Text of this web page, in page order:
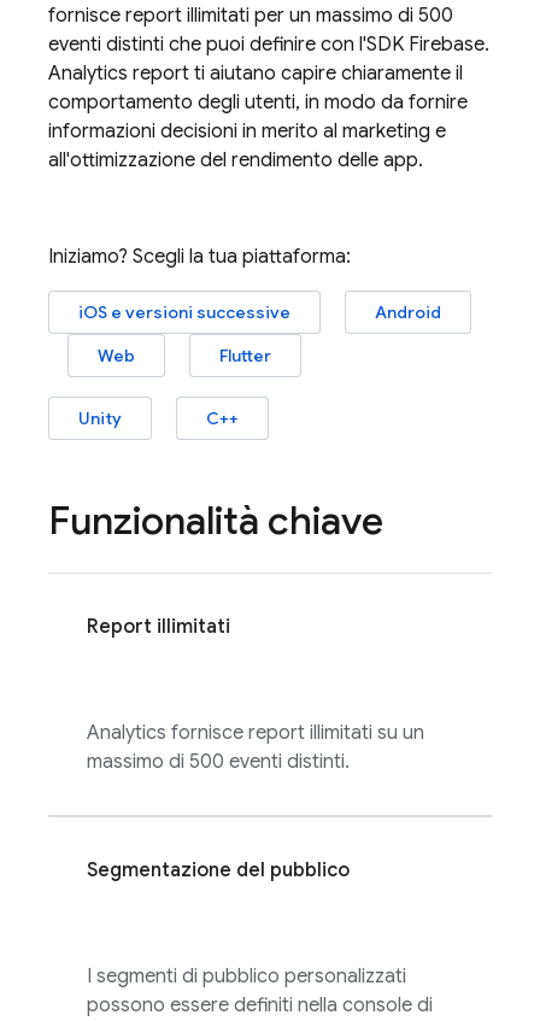
fornisce report illimitati per un massimo di 500
eventi distinti che puoi definire con l'SDK Firebase.
Analytics report ti aiutano capire chiaramente il
comportamento degli utenti, in modo da fornire
informazioni decisioni in merito al marketing e
all'ottimizzazione del rendimento delle app.
Iniziamo? Scegli la tua piattaforma:
iOS e versioni successive
Android
Web
Flutter
Unity C++
Funzionalità chiave
Report illimitati
Analytics fornisce report illimitati su un
massimo di 500 eventi distinti.
Segmentazione del pubblico
I segmenti di pubblico personalizzati
possono essere definiti nella console di